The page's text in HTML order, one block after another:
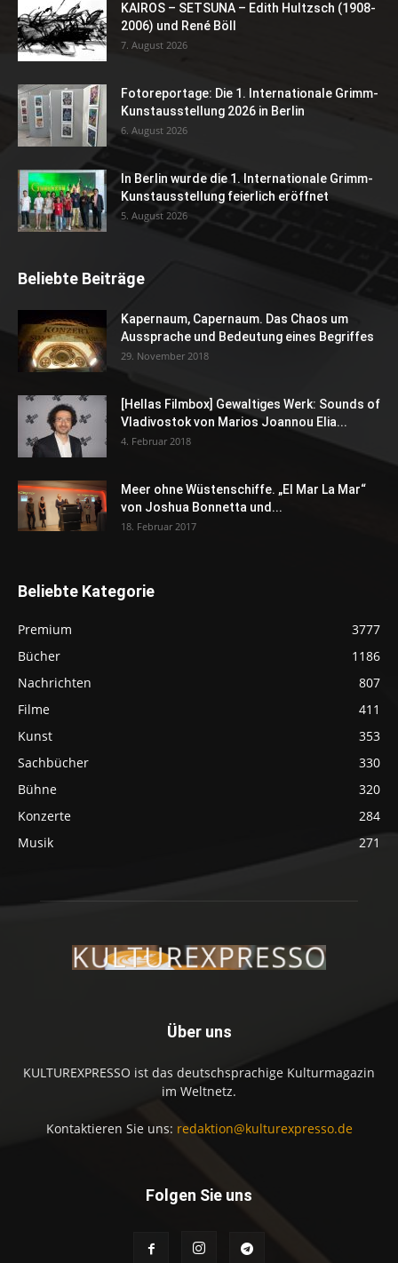
KAIROS – SETSUNA – Edith Hultzsch (1908-
2006) und René Böll
7. August 2026
Fotoreportage: Die 1. Internationale Grimm-
Kunstausstellung 2026 in Berlin
6. August 2026
In Berlin wurde die 1. Internationale Grimm-
Kunstausstellung feierlich eröffnet
5. August 2026
Beliebte Beiträge
Kapernaum, Capernaum. Das Chaos um
Aussprache und Bedeutung eines Begriffes
29. November 2018
[Hellas Filmbox] Gewaltiges Werk: Sounds of
Vladivostok von Marios Joannou Elia...
4. Februar 2018
Meer ohne Wüstenschiffe. „El Mar La Mar“
von Joshua Bonnetta und...
18. Februar 2017
Beliebte Kategorie
Premium
3777
Bücher
1186
Nachrichten
807
Filme
411
Kunst
353
Sachbücher
330
Bühne
320
Konzerte
284
Musik
271
Über uns
KULTUREXPRESSO ist das deutschsprachige Kulturmagazin
im Weltnetz.
Kontaktieren Sie uns: redaktion@kulturexpresso.de
Folgen Sie uns